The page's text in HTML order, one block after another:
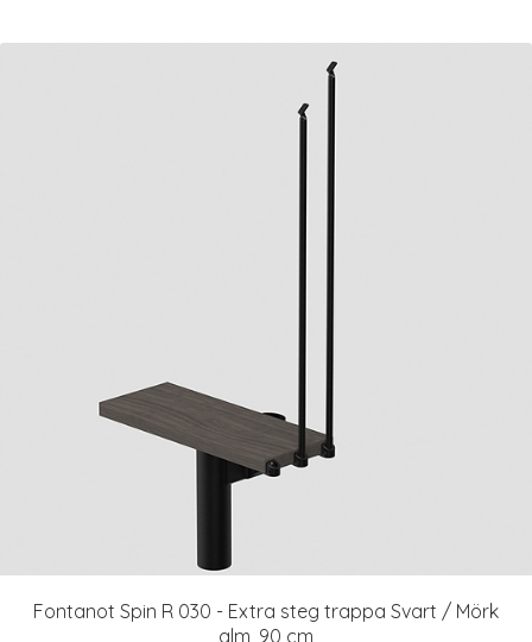
Fontanot Spin R 030 - Extra steg trappa Svart / Mörk
alm, 90 cm